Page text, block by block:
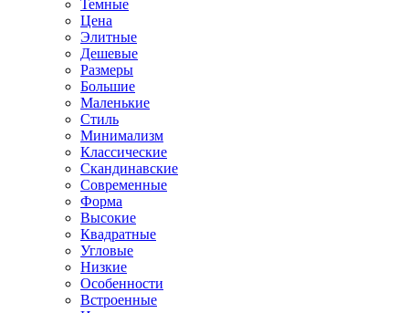
Темные
Цена
Элитные
Дешевые
Размеры
Большие
Маленькие
Стиль
Минимализм
Классические
Скандинавские
Современные
Форма
Высокие
Квадратные
Угловые
Низкие
Особенности
Встроенные